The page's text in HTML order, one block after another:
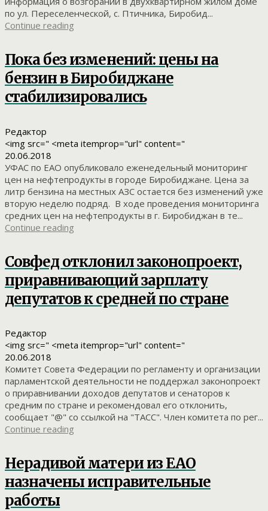
по ул. Переселенческой, с. Птичника, Биробид...
Continue reading
Пока без изменений: цены на
бензин в Биробиджане
стабилизировались
Редактор
<img src=" <meta itemprop="url" content="
20.06.2018
УФАС по ЕАО опубликовало еженедельный мониторинг
цен на нефтепродукты в городе Биробиджане. Цена за
литр бензина на местных АЗС остается без изменений уже
вторую неделю подряд. В ходе проведения мониторинга
средних цен на нефтепродукты в г. Биробиджан в те...
Continue reading
Совфед отклонил законопроект,
приравнивающий зарплату
депутатов к средней по стране
Редактор
<img src=" <meta itemprop="url" content="
20.06.2018
Комитет Совета Федерации по регламенту и организации
парламентской деятельности не поддержал законопроект
о приравнивании доходов депутатов и сенаторов к
средним по стране и рекомендовал его отклонить,
сообщает "@" со ссылкой на "ТАСС". Член комитета по рег...
Continue reading
Нерадивой матери из ЕАО
назначены исправительные
работы